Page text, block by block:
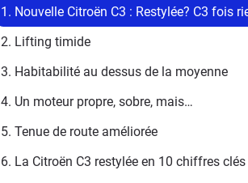
1. Nouvelle Citroën C3 : Restylée? C3 fois
2. Lifting timide
3. Habitabilité au dessus de la moyenne
4. Un moteur propre, sobre, mais…
5. Tenue de route améliorée
6. La Citroën C3 restylée en 10 chiffres clés